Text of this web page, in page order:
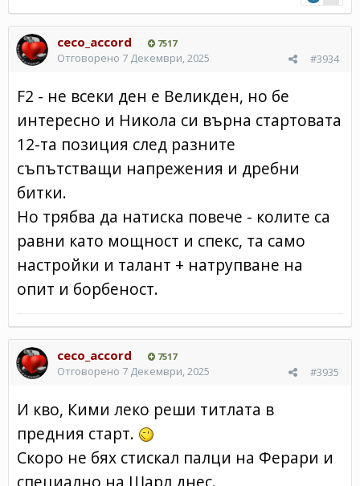
ceco_accord 7517
#3934
Отговорено 7 Декември, 2025
F2 - не всеки ден е Великден, но бе
интересно и Никола си върна стартовата
12-та позиция след разните
съпътстващи напрежения и дребни
битки.
Но трябва да натиска повече - колите са
равни като мощност и спекс, та само
настройки и талант + натрупване на
опит и борбеност.
ceco_accord 7517
#3935
Отговорено 7 Декември, 2025
И кво, Кими леко реши титлата в
предния старт.
Скоро не бях стискал палци на Ферари и
специално на Шарл днес.